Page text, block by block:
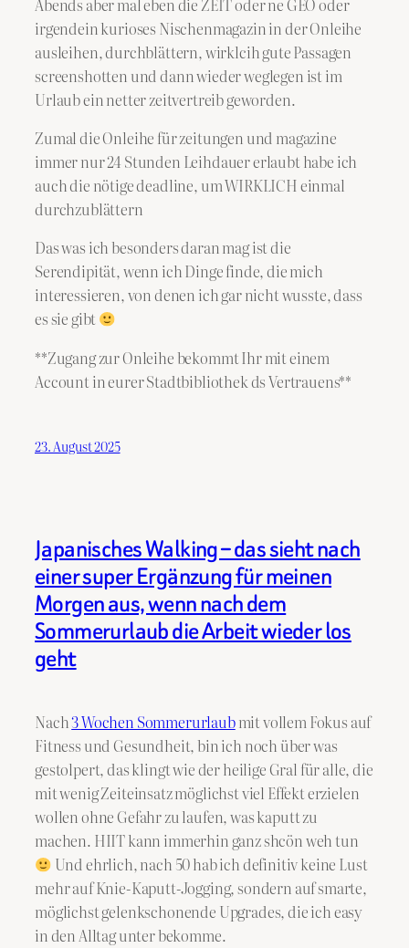
irgendein kurioses Nischenmagazin in der Onleihe
ausleihen, durchblättern, wirklcih gute Passagen
screenshotten und dann wieder weglegen ist im
Urlaub ein netter zeitvertreib geworden.
Zumal die Onleihe für zeitungen und magazine
immer nur 24 Stunden Leihdauer erlaubt habe ich
auch die nötige deadline, um WIRKLICH einmal
durchzublättern
Das was ich besonders daran mag ist die
Serendipität, wenn ich Dinge finde, die mich
interessieren, von denen ich gar nicht wusste, dass
es sie gibt
**Zugang zur Onleihe bekommt Ihr mit einem
Account in eurer Stadtbibliothek ds Vertrauens**
23. August 2025
Japanisches Walking – das sieht nach
einer super Ergänzung für meinen
Morgen aus, wenn nach dem
Sommerurlaub die Arbeit wieder los
geht
Nach3 Wochen Sommerurlaubmit vollem Fokus auf
Fitness und Gesundheit, bin ich noch über was
gestolpert, das klingt wie der heilige Gral für alle, die
mit wenig Zeiteinsatz möglichst viel Effekt erzielen
wollen ohne Gefahr zu laufen, was kaputt zu
machen. HIIT kann immerhin ganz shcön weh tun
Und ehrlich, nach 50 hab ich definitiv keine Lust
mehr auf Knie-Kaputt-Jogging, sondern auf smarte,
möglichst gelenkschonende Upgrades, die ich easy
in den Alltag unter bekomme.